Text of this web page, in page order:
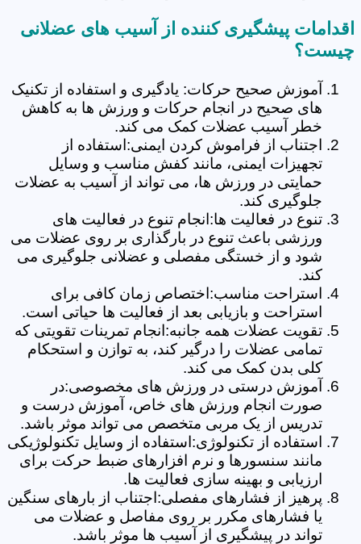
اقدامات پیشگیری کننده از آسیب های عضلانی
چیست؟
آموزش صحیح حرکات: یادگیری و استفاده از تکنیک
های صحیح در انجام حرکات و ورزش ها به کاهش
خطر آسیب عضلات کمک می کند.
اجتناب از فراموش کردن ایمنی:استفاده از
تجهیزات ایمنی، مانند کفش مناسب و وسایل
حمایتی در ورزش ها، می تواند از آسیب به عضلات
جلوگیری کند.
تنوع در فعالیت ها:انجام تنوع در فعالیت های
ورزشی باعث تنوع در بارگذاری بر روی عضلات می
شود و از خستگی مفصلی و عضلانی جلوگیری می
کند.
استراحت مناسب:اختصاص زمان کافی برای
استراحت و بازیابی بعد از فعالیت ها حیاتی است.
تقویت عضلات همه جانبه:انجام تمرینات تقویتی که
تمامی عضلات را درگیر کند، به توازن و استحکام
کلی بدن کمک می کند.
آموزش درستی در ورزش های مخصوصی:در
صورت انجام ورزش های خاص، آموزش درست و
تدریس از یک مربی متخصص می تواند موثر باشد.
استفاده از تکنولوژی:استفاده از وسایل تکنولوژیکی
مانند سنسورها و نرم افزارهای ضبط حرکت برای
ارزیابی و بهینه سازی فعالیت ها.
پرهیز از فشارهای مفصلی:اجتناب از بارهای سنگین
یا فشارهای مکرر بر روی مفاصل و عضلات می
تواند در پیشگیری از آسیب ها موثر باشد.